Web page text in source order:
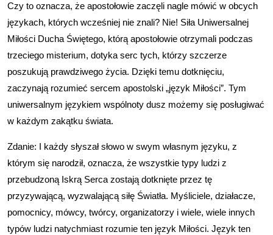
Czy to oznacza, że apostołowie zaczęli nagle mówić w obcych
językach, których wcześniej nie znali? Nie! Siła Uniwersalnej
Miłości Ducha Świętego, którą apostołowie otrzymali podczas
trzeciego misterium, dotyka serc tych, którzy szczerze
poszukują prawdziwego życia. Dzięki temu dotknięciu,
zaczynają rozumieć sercem apostolski „język Miłości”. Tym
uniwersalnym językiem wspólnoty dusz możemy się posługiwać
w każdym zakątku świata.
Zdanie: I każdy słyszał słowo w swym własnym języku, z
którym się narodził, oznacza, że wszystkie typy ludzi z
przebudzoną Iskrą Serca zostają dotknięte przez tę
przyzywającą, wyzwalającą siłę Światła. Myśliciele, działacze,
pomocnicy, mówcy, twórcy, organizatorzy i wiele, wiele innych
typów ludzi natychmiast rozumie ten język Miłości. Język ten